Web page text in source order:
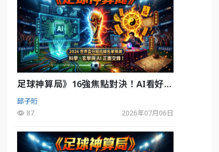
足球神算局》16強焦點對決！AI看好巴
西晉級、數據派力挺挪威
邱子珩
87
2026年07月06日